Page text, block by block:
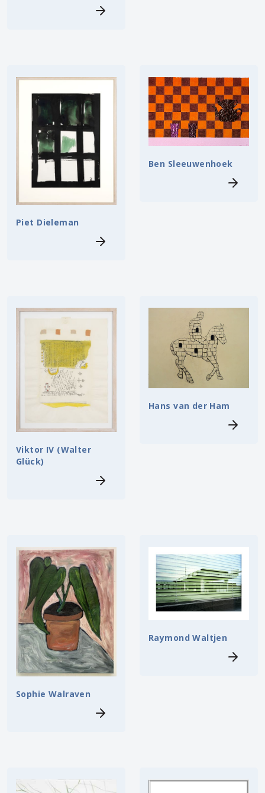
Piet Dieleman
Ben Sleeuwenhoek
Viktor IV (Walter
Glück)
Hans van der Ham
Sophie Walraven
Raymond Waltjen